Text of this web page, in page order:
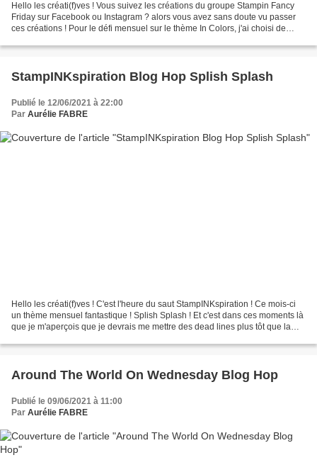
Hello les créati(f)ves ! Vous suivez les créations du groupe Stampin Fancy
Friday sur Facebook ou Instagram ? alors vous avez sans doute vu passer
ces créations ! Pour le défi mensuel sur le thème In Colors, j'ai choisi de
StampINKspiration Blog Hop Splish Splash
Publié le 12/06/2021 à 22:00
Par Aurélie FABRE
Hello les créati(f)ves ! C'est l'heure du saut StampINKspiration ! Ce mois-ci
un thème mensuel fantastique ! Splish Splash ! Et c'est dans ces moments là
que je m'aperçois que je devrais me mettre des dead lines plus tôt que la
Around The World On Wednesday Blog Hop
Publié le 09/06/2021 à 11:00
Par Aurélie FABRE